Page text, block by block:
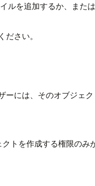
を追加するか、また
さい。
には、そのオブジェ
トを作成する権限のみ